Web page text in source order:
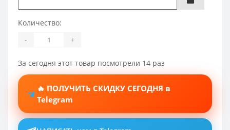
Количество:
- +
За сегодня этот товар посмотрели 14 раз
🔥 ПОЛУЧИТЬ СКИДКУ СЕГОДНЯ в
Telegram